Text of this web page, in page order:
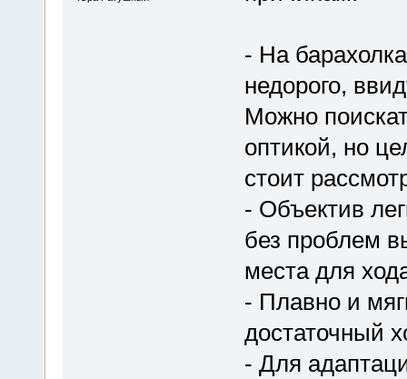
- На
недорого,
Можно
оптикой, но
стоит
- Объектив
без проблем
места для
- Плавно и
достаточный
- Для